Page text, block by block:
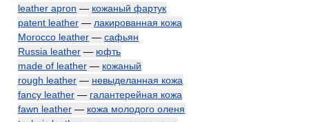
leather apron — кожаный фартук
patent leather — лакированная кожа
Morocco leather — сафьян
Russia leather — юфть
made of leather — кожаный
rough leather — невыделанная кожа
fancy leather — галантерейная кожа
fawn leather — кожа молодого оленя